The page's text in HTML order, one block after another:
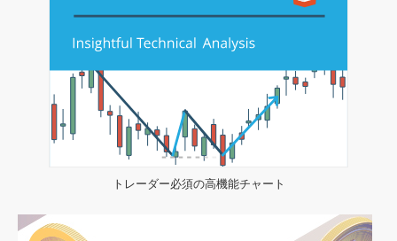
トレーダー必須の高機能チャート